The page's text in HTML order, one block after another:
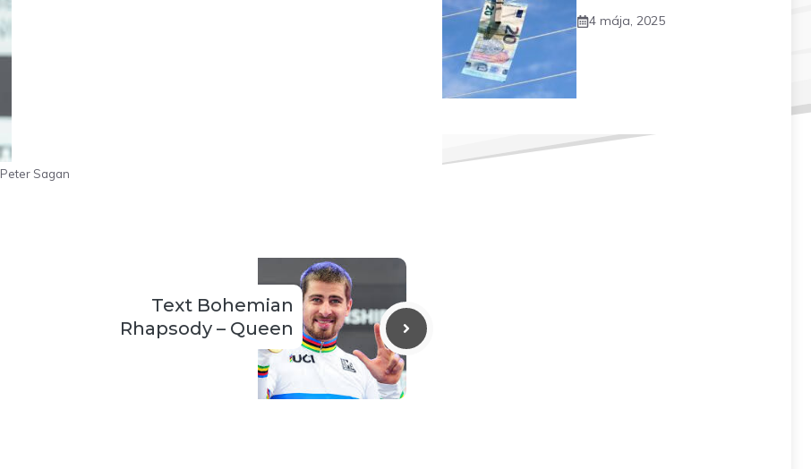
Peter Sagan
Text Bohemian
Rhapsody – Queen
4 mája, 2025